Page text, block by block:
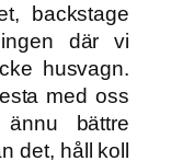
backstage
där vi
husvagn.
med oss
bättre
det, håll koll